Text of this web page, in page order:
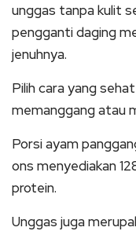
unggas tanpa kulit
pengganti daging
jenuhnya.
Pilih cara yang
memanggang atau
Porsi ayam
ons menyediakan
protein.
Unggas juga